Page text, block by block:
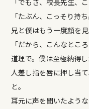
「でもさ、校長先生、
「たぶん、こっそり持
兄と僕はもう一度顔を見
「だから、こんなとこ
道理で。僕は至極納得し
人差し指を唇に押し当
と。
耳元に声を聞いたような